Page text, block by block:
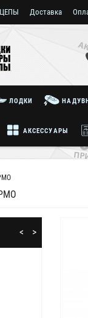
Доставка
ЛОДКИ
АКСЕССУАРЫ
< >